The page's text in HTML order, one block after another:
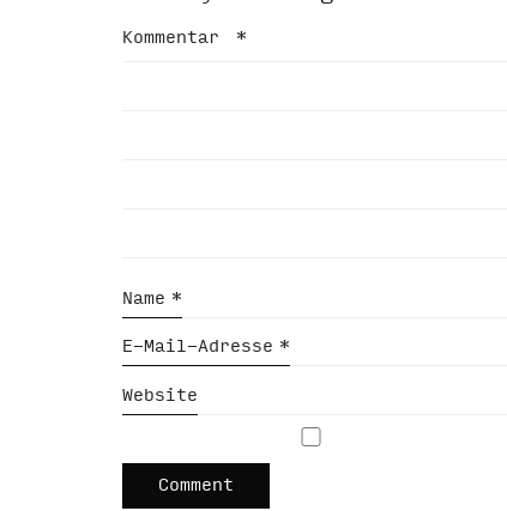
Kommentar *
Name *
E-Mail-Adresse *
Website